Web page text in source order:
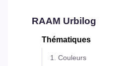
RAAM Urbilog
Thématiques
1. Couleurs